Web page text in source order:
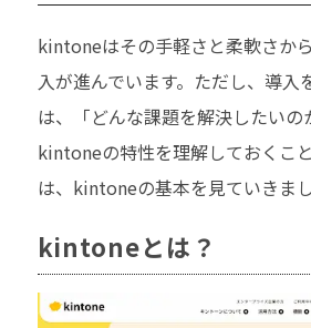
kintoneはその手軽さと柔軟さか
入が進んでいます。ただし、導入
は、「どんな課題を解決したいの
kintoneの特性を理解しておくこ
は、kintoneの基本を見ていきまし
kintoneとは？